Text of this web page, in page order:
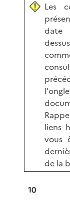
Les
date
liens
vous
de la
10